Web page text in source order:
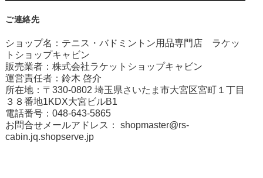
ご連絡先
ショップ名：テニス・バドミントン用品専門店 ラケッ
トショップキャビン
販売業者：株式会社ラケットショップキャビン
運営責任者：鈴木 啓介
所在地：〒330-0802 埼玉県さいたま市大宮区宮町１丁目
３８番地1KDX大宮ビルB1
電話番号：048-643-5865
お問合せメールアドレス： shopmaster@rs-
cabin.jq.shopserve.jp